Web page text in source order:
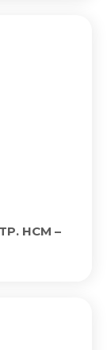
HCM –